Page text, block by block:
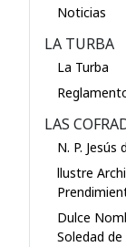
Noticias
LA TURBA
La Turba
LAS
N. P.
llustre
Dulce
Soledad